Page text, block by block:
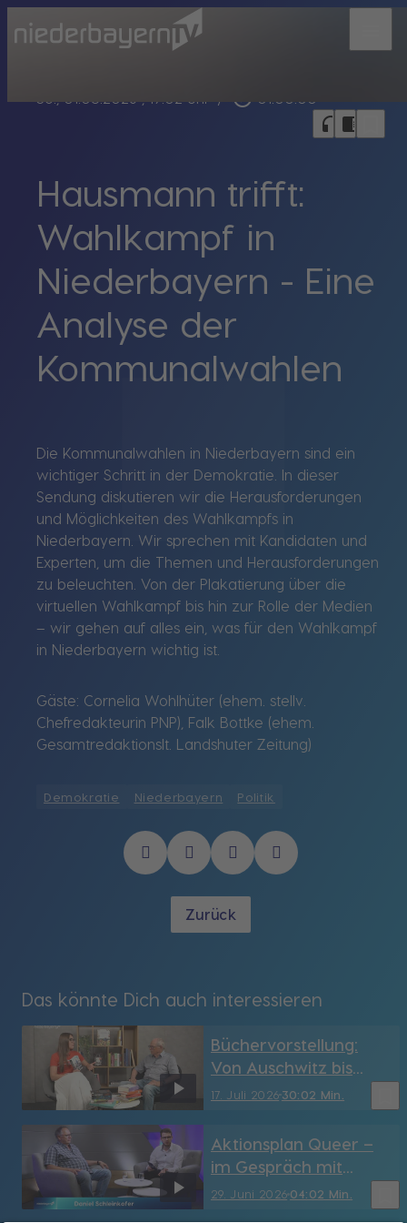
So., 01.03.2026, 19:02 Uhr / play_circle_outline 01:00:00
headphones chrome_reader_mode
Hausmann trifft:
Wahlkampf in
Niederbayern - Eine
Analyse der
Kommunalwahlen
Die Kommunalwahlen in Niederbayern sind ein
wichtiger Schritt in der Demokratie. In dieser
Sendung diskutieren wir die Herausforderungen
und Möglichkeiten des Wahlkampfs in
Niederbayern. Wir sprechen mit Kandidaten und
Experten, um die Themen und Herausforderungen
zu beleuchten. Von der Plakatierung über die
virtuellen Wahlkampf bis hin zur Rolle der Medien
– wir gehen auf alles ein, was für den Wahlkampf
in Niederbayern wichtig ist.
Gäste: Cornelia Wohlhüter (ehem. stellv.
Chefredakteurin PNP), Falk Bottke (ehem.
Gesamtredaktionslt. Landshuter Zeitung)
Demokratie Niederbayern Politik
Zurück
Das könnte Dich auch interessieren
17. Juli 202630:02 Min.
Büchervorstellung:
Von Auschwitz bis
Venedig
29. Juni 202604:02 Min.
Aktionsplan Queer –
im Gespräch mit
Herbert Lohmayer von